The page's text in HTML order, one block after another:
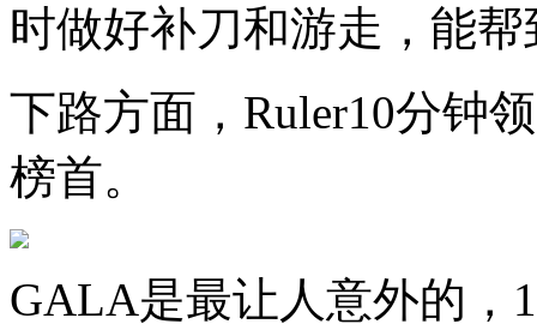
时做好补刀和游走，能
下路方面，Ruler10分钟
榜首。
GALA是最让人意外的，